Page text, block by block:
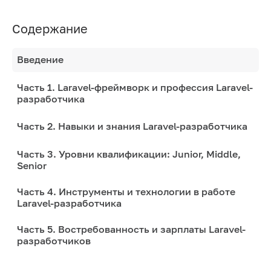
Содержание
Введение
Часть 1. Laravel-фреймворк и профессия Laravel-
разработчика
Часть 2. Навыки и знания Laravel-разработчика
Часть 3. Уровни квалификации: Junior, Middle,
Senior
Часть 4. Инструменты и технологии в работе
Laravel-разработчика
Часть 5. Востребованность и зарплаты Laravel-
разработчиков